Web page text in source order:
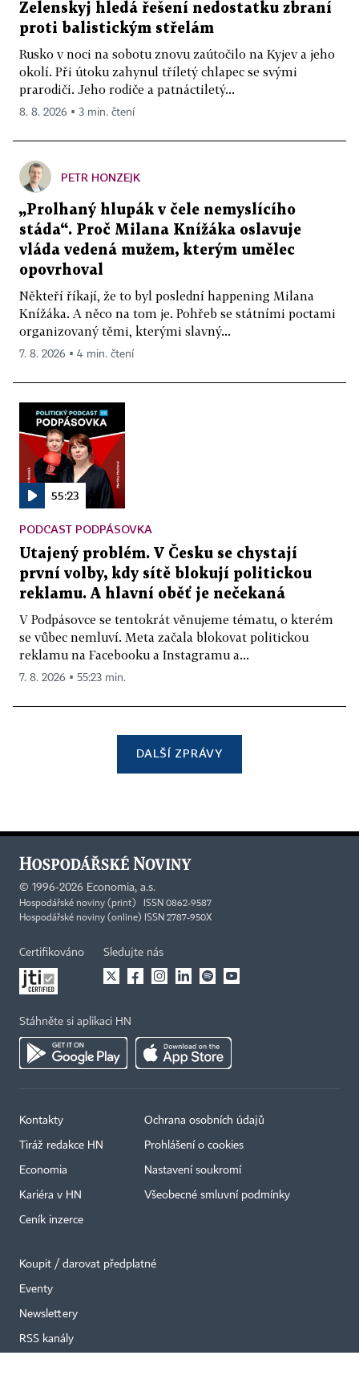
Zelenskyj hledá řešení nedostatku zbraní
proti balistickým střelám
Rusko v noci na sobotu znovu zaútočilo na Kyjev a jeho
okolí. Při útoku zahynul tříletý chlapec se svými
prarodiči. Jeho rodiče a patnáctiletý...
8. 8. 2026 ▪ 3 min. čtení
PETR HONZEJK
„Prolhaný hlupák v čele nemyslícího
stáda“. Proč Milana Knížáka oslavuje
vláda vedená mužem, kterým umělec
opovrhoval
Někteří říkají, že to byl poslední happening Milana
Knížáka. A něco na tom je. Pohřeb se státními poctami
organizovaný těmi, kterými slavný...
7. 8. 2026 ▪ 4 min. čtení
55:23
PODCAST PODPÁSOVKA
Utajený problém. V Česku se chystají
první volby, kdy sítě blokují politickou
reklamu. A hlavní oběť je nečekaná
V Podpásovce se tentokrát věnujeme tématu, o kterém
se vůbec nemluví. Meta začala blokovat politickou
reklamu na Facebooku a Instagramu a...
7. 8. 2026 ▪ 55:23 min.
DALŠÍ ZPRÁVY
© 1996-2026 Economia, a.s.
Hospodářské noviny (print) ISSN 0862-9587
Hospodářské noviny (online) ISSN 2787-950X
Certifikováno Sledujte nás
Stáhněte si aplikaci HN
Kontakty
Tiráž redakce HN
Economia
Kariéra v HN
Ceník inzerce
Ochrana osobních údajů
Prohlášení o cookies
Nastavení soukromí
Všeobecné smluvní podmínky
Koupit / darovat předplatné
Eventy
Newslettery
RSS kanály